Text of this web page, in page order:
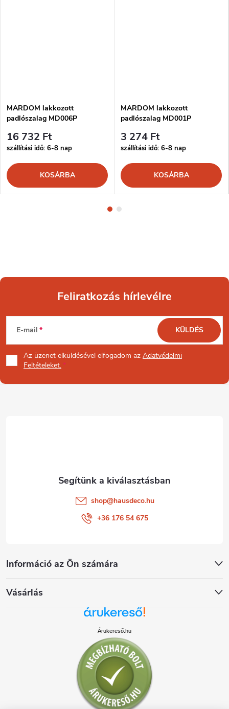
MARDOM lakkozott
padlószalag MD006P
16 732 Ft
szállítási idő: 6-8 nap
KOSÁRBA
MARDOM lakkozott
padlószalag MD001P
3 274 Ft
szállítási idő: 6-8 nap
KOSÁRBA
L
á
b
Feliratkozás hírlevélre
E-mail
Az üzenet elküldésével elfogadom az Adatvédelmi
Feltételeket.
KÜLDÉS
Információ az Ön számára
Vásárlás
shop@hausdeco.hu
+36 176 54 675
Árukereső.hu